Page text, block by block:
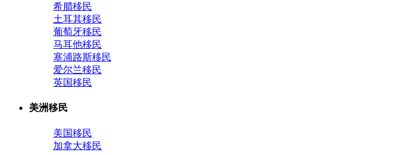
希腊移民
土耳其移民
葡萄牙移民
马耳他移民
塞浦路斯移民
爱尔兰移民
英国移民
美洲移民
美国移民
加拿大移民